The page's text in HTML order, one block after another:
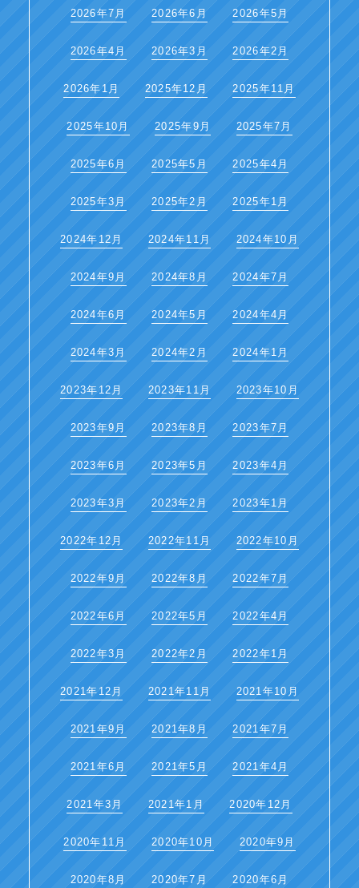
2026年7月 2026年6月 2026年5月
2026年4月 2026年3月 2026年2月
2026年1月 2025年12月 2025年11月
2025年10月 2025年9月 2025年7月
2025年6月 2025年5月 2025年4月
2025年3月 2025年2月 2025年1月
2024年12月 2024年11月 2024年10月
2024年9月 2024年8月 2024年7月
2024年6月 2024年5月 2024年4月
2024年3月 2024年2月 2024年1月
2023年12月 2023年11月 2023年10月
2023年9月 2023年8月 2023年7月
2023年6月 2023年5月 2023年4月
2023年3月 2023年2月 2023年1月
2022年12月 2022年11月 2022年10月
2022年9月 2022年8月 2022年7月
2022年6月 2022年5月 2022年4月
2022年3月 2022年2月 2022年1月
2021年12月 2021年11月 2021年10月
2021年9月 2021年8月 2021年7月
2021年6月 2021年5月 2021年4月
2021年3月 2021年1月 2020年12月
2020年11月 2020年10月 2020年9月
2020年8月 2020年7月 2020年6月